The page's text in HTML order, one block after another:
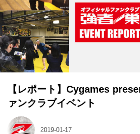
【レポート】Cygames
ァンクラブイベント
2019-01-17